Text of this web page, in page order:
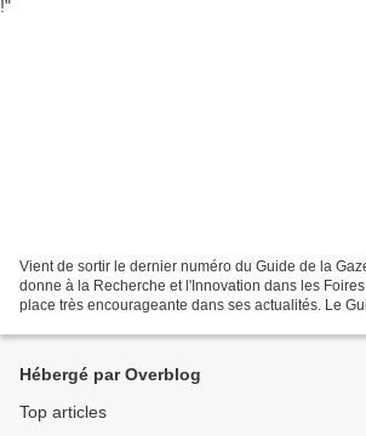
Vient de sortir le dernier numéro du Guide de la
donne à la Recherche et l'Innovation dans les
place très encourageante dans ses actualités. Le
Hébergé par Overblog
Top articles